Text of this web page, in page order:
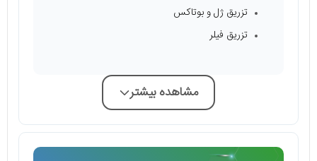
تزریق ژل و بوتاکس
تزریق فیلر
مشاهده بیشتر